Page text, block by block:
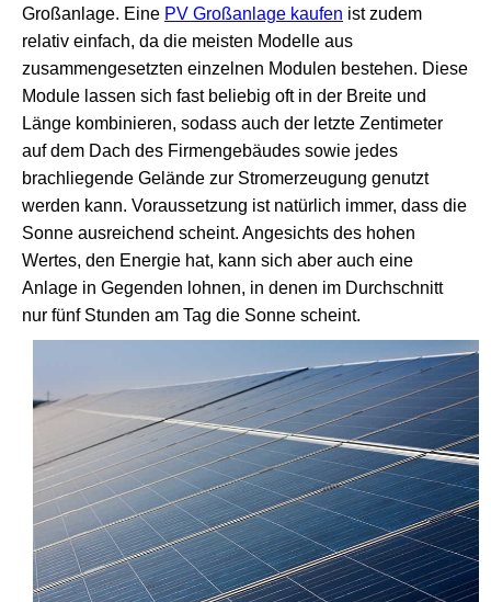
Großanlage. Eine PV Großanlage kaufen ist zudem
relativ einfach, da die meisten Modelle aus
zusammengesetzten einzelnen Modulen bestehen. Diese
Module lassen sich fast beliebig oft in der Breite und
Länge kombinieren, sodass auch der letzte Zentimeter
auf dem Dach des Firmengebäudes sowie jedes
brachliegende Gelände zur Stromerzeugung genutzt
werden kann. Voraussetzung ist natürlich immer, dass die
Sonne ausreichend scheint. Angesichts des hohen
Wertes, den Energie hat, kann sich aber auch eine
Anlage in Gegenden lohnen, in denen im Durchschnitt
nur fünf Stunden am Tag die Sonne scheint.